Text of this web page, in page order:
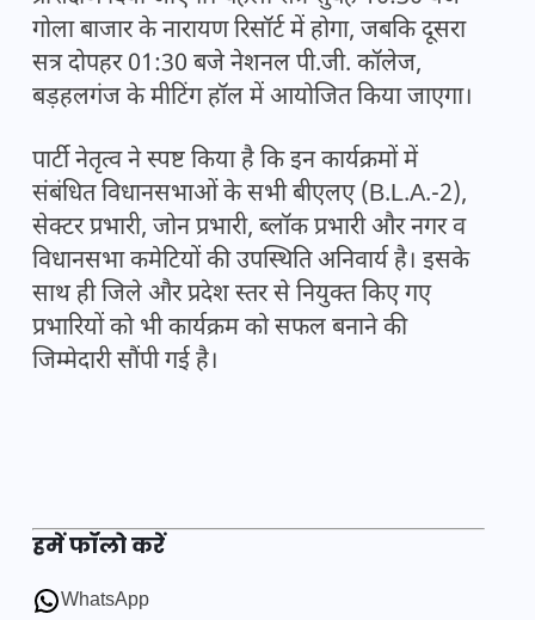
गोला बाजार के नारायण रिसॉर्ट में होगा, जबकि दूसरा
सत्र दोपहर 01:30 बजे नेशनल पी.जी. कॉलेज,
बड़हलगंज के मीटिंग हॉल में आयोजित किया जाएगा।
पार्टी नेतृत्व ने स्पष्ट किया है कि इन कार्यक्रमों में
संबंधित विधानसभाओं के सभी बीएलए (B.L.A.-2),
सेक्टर प्रभारी, जोन प्रभारी, ब्लॉक प्रभारी और नगर व
विधानसभा कमेटियों की उपस्थिति अनिवार्य है। इसके
साथ ही जिले और प्रदेश स्तर से नियुक्त किए गए
प्रभारियों को भी कार्यक्रम को सफल बनाने की
जिम्मेदारी सौंपी गई है।
हमें फॉलो करें
WhatsApp